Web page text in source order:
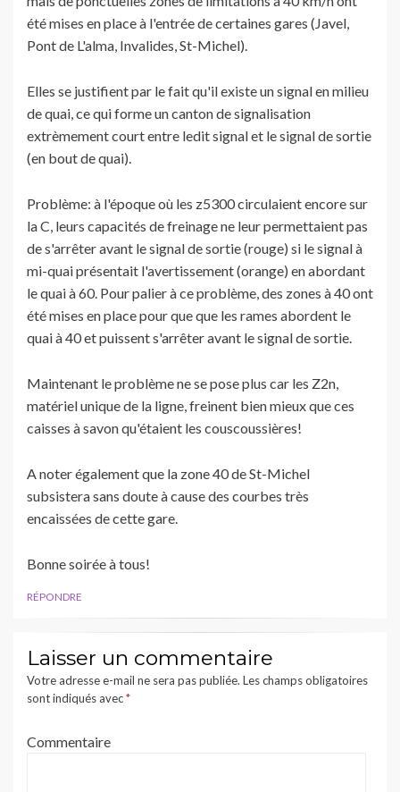
été mises en place à l'entrée de certaines gares (Javel,
Pont de L'alma, Invalides, St-Michel).
Elles se justifient par le fait qu'il existe un signal en milieu
de quai, ce qui forme un canton de signalisation
extrèmement court entre ledit signal et le signal de sortie
(en bout de quai).
Problème: à l'époque où les z5300 circulaient encore sur
la C, leurs capacités de freinage ne leur permettaient pas
de s'arrêter avant le signal de sortie (rouge) si le signal à
mi-quai présentait l'avertissement (orange) en abordant
le quai à 60. Pour palier à ce problème, des zones à 40 ont
été mises en place pour que que les rames abordent le
quai à 40 et puissent s'arrêter avant le signal de sortie.
Maintenant le problème ne se pose plus car les Z2n,
matériel unique de la ligne, freinent bien mieux que ces
caisses à savon qu'étaient les couscoussières!
A noter également que la zone 40 de St-Michel
subsistera sans doute à cause des courbes très
encaissées de cette gare.
Bonne soirée à tous!
RÉPONDRE
Laisser un commentaire
Votre adresse e-mail ne sera pas publiée. Les champs obligatoires
sont indiqués avec*
Commentaire